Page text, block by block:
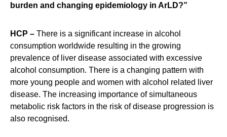
burden and changing epidemiology in ArLD?”
HCP – There is a significant increase in alcohol
consumption worldwide resulting in the growing
prevalence of liver disease associated with excessive
alcohol consumption. There is a changing pattern with
more young people and women with alcohol related liver
disease. The increasing importance of simultaneous
metabolic risk factors in the risk of disease progression is
also recognised.